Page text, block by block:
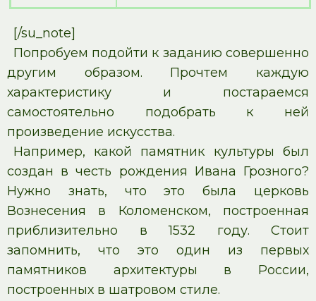
[/su_note]
Попробуем подойти к заданию совершенно
другим образом. Прочтем каждую
характеристику и постараемся
самостоятельно подобрать к ней
произведение искусства.
Например, какой памятник культуры был
создан в честь рождения Ивана Грозного?
Нужно знать, что это была церковь
Вознесения в Коломенском, построенная
приблизительно в 1532 году. Стоит
запомнить, что это один из первых
памятников архитектуры в России,
построенных в шатровом стиле.